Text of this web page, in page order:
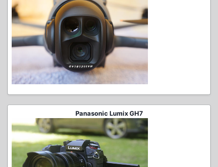
Panasonic Lumix GH7